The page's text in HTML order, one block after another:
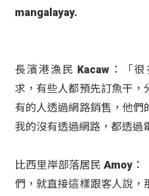
mangalayay.
長濱港漁民 Kacaw：「
求，有些人都預先訂魚干，
有的人透過網路銷售，他們
我的沒有透過網路，都透過
比西里岸部落居民 Amoy：
們，就直接這樣跟客人說，